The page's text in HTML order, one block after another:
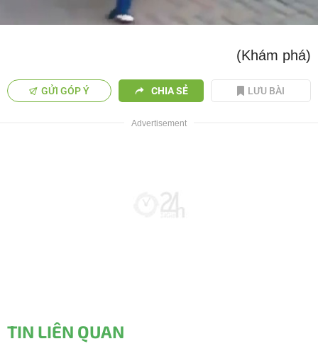
(Khám phá)
GỬI GÓP Ý CHIA SẺ LƯU BÀI
TIN LIÊN QUAN